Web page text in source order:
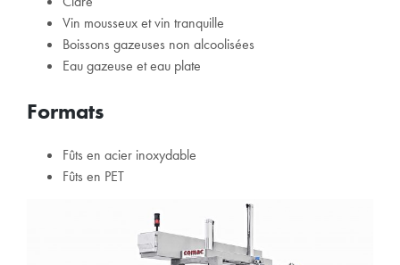
Vin mousseux et vin tranquille
Boissons gazeuses non alcoolisées
Eau gazeuse et eau plate
Formats
Fûts en acier inoxydable
Fûts en PET